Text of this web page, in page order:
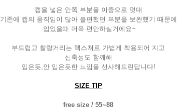
캡을 넣은 안쪽 부분을 이중으로 덧대
기존에 캡의 움직임이 많아 불편했던 부분을 보완했기 때문에
입었을때 더욱 편안하실거에요~
부드럽고 찰랑거리는 텍스쳐로 가볍게 착용되어 지고
신축성도 함께해
입은듯,안 입은듯한 느낌을 선사해드린답니다!
SIZE TIP
free size / 55~88